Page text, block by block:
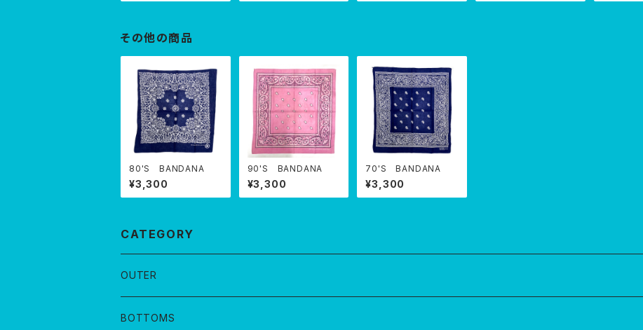
その他の商品
80'S BANDANA
¥3,300
90'S BANDANA
¥3,300
70'S BANDANA
¥3,300
CATEGORY
OUTER
BOTTOMS